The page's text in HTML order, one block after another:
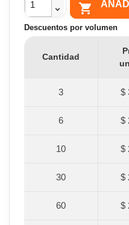

Descuentos por volumen
Cantidad
3 $
6 $
10 $
30 $
60 $